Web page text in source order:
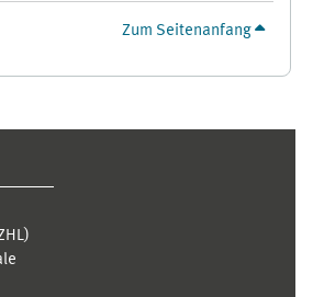
Zum Seitenanfang